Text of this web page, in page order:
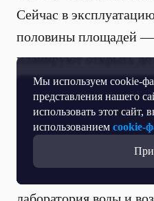
Мы используем cookie-
представления нашего
использовать этот сайт,
использованием cookie-
Сейчас в
половины площадей —
планируют открыть до
Генеральный
океана Денис
четыре больших
идут следующими
жизни, где уже